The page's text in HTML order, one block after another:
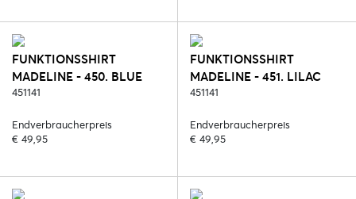
FUNKTIONSSHIRT
MADELINE - 450. BLUE
REEF
451141
Endverbraucherpreis
€ 49,95
FUNKTIONSSHIRT
MADELINE - 451. LILAC
CORAL
451141
Endverbraucherpreis
€ 49,95